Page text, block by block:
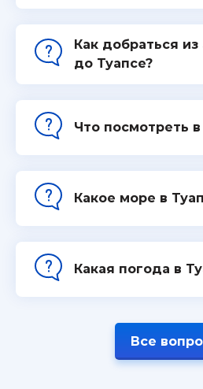
Как добраться
до Туапсе?
Что посмотреть в
Какое море в
Какая погода в
Все